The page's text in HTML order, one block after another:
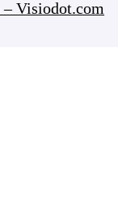
Visiodot.com